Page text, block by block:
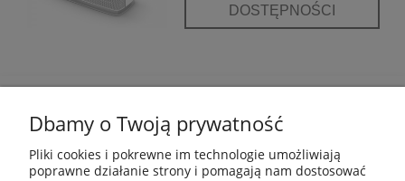
DOSTĘPNOŚCI
INFORMACJE
Dbamy o Twoją prywatność
Pliki cookies i pokrewne im technologie umożliwiają
poprawne działanie strony i pomagają nam dostosować